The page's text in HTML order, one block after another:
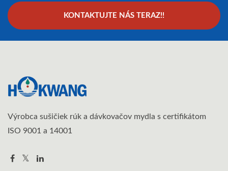
KONTAKTUJTE NÁS TERAZ!!
Výrobca sušičiek rúk a dávkovačov mydla s certifikátom
ISO 9001 a 14001